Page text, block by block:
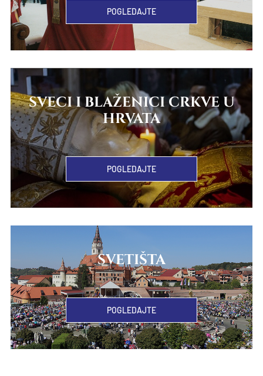
POGLEDAJTE
SVECI I BLAŽENICI CRKVE U
HRVATA
POGLEDAJTE
SVETIŠTA
POGLEDAJTE